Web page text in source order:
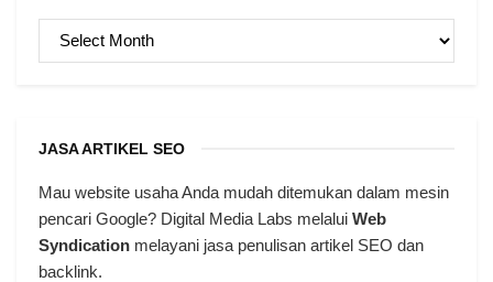
ARSIP
JASA ARTIKEL SEO
Mau website usaha Anda mudah ditemukan dalam mesin
pencari Google? Digital Media Labs melalui Web
Syndication melayani jasa penulisan artikel SEO dan
backlink.